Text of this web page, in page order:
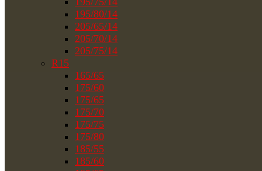
195/80/14
205/65/14
205/70/14
205/75/14
R15
165/65
175/60
175/65
175/70
175/75
175/80
185/55
185/60